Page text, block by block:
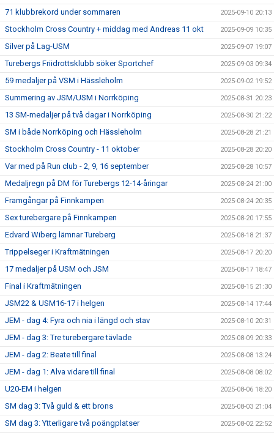
71 klubbrekord under sommaren 2025-09-10 20:13
Stockholm Cross Country + middag med Andreas 11 okt 2025-09-09 10:35
Silver på Lag-USM 2025-09-07 19:07
Turebergs Friidrottsklubb söker Sportchef 2025-09-03 09:34
59 medaljer på VSM i Hässleholm 2025-09-02 19:52
Summering av JSM/USM i Norrköping 2025-08-31 20:23
13 SM-medaljer på två dagar i Norrköping 2025-08-30 21:22
SM i både Norrköping och Hässleholm 2025-08-28 21:21
Stockholm Cross Country - 11 oktober 2025-08-28 20:20
Var med på Run club - 2, 9, 16 september 2025-08-28 10:57
Medaljregn på DM för Turebergs 12-14-åringar 2025-08-24 21:00
Framgångar på Finnkampen 2025-08-24 20:35
Sex turebergare på Finnkampen 2025-08-20 17:55
Edvard Wiberg lämnar Tureberg 2025-08-18 21:37
Trippelseger i Kraftmätningen 2025-08-17 20:20
17 medaljer på USM och JSM 2025-08-17 18:47
Final i Kraftmätningen 2025-08-15 21:30
JSM22 & USM16-17 i helgen 2025-08-14 17:44
JEM - dag 4: Fyra och nia i längd och stav 2025-08-10 20:31
JEM - dag 3: Tre turebergare tävlade 2025-08-09 20:33
JEM - dag 2: Beate till final 2025-08-08 13:24
JEM - dag 1: Alva vidare till final 2025-08-08 08:02
U20-EM i helgen 2025-08-06 18:20
SM dag 3: Två guld & ett brons 2025-08-03 21:04
SM dag 3: Ytterligare två poängplatser 2025-08-02 22:52